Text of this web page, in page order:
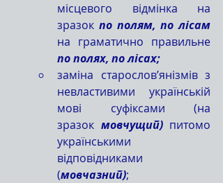
місцевого відмінка на
зразок
по полях, по лісах;
заміна старослов’янізмів з
невластивими українській
мові суфіксами (на
зразок мовчущий) питомо
українськими
відповідниками
(мовчазний);